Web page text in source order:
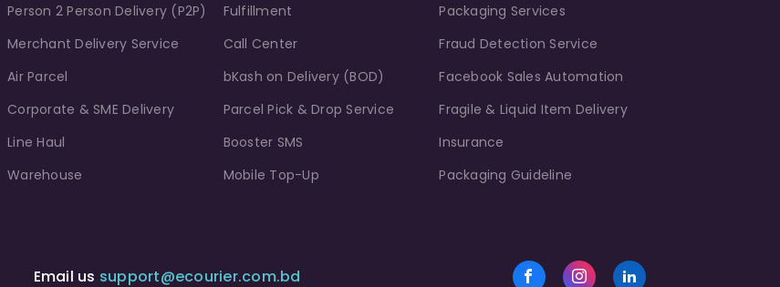
Person 2 Person Delivery (P2P)
Merchant Delivery Service
Air Parcel
Corporate & SME Delivery
Line Haul
Warehouse
Fulfillment
Call Center
bKash on Delivery (BOD)
Parcel Pick & Drop Service
Booster SMS
Mobile Top-Up
Packaging Services
Fraud Detection Service
Facebook Sales Automation
Fragile & Liquid Item Delivery
Insurance
Packaging Guideline
Email us support@ecourier.com.bd